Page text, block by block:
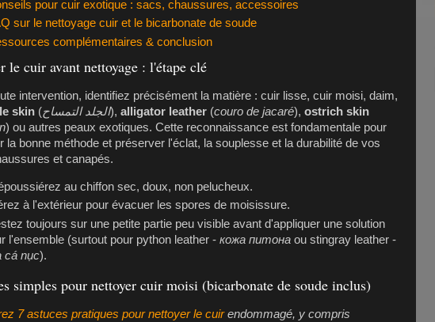
pour cuir exotique : sacs, chaussures, accessoires
sur le nettoyage cuir et le bicarbonate de soude
complémentaires & conclusion
le cuir avant nettoyage : l'étape clé
intervention, identifiez précisément la matière : cuir lisse, cuir moisi, daim,
skin (الجلد التمساح), alligator leather (couro de jacaré), ostrich skin
) ou autres peaux exotiques. Cette reconnaissance est fondamentale pour
la bonne méthode et préserver l'éclat, la souplesse et la durabilité de vos
et canapés.
au chiffon sec, doux, non pelucheux.
à l'extérieur pour évacuer les spores de moisissure.
toujours sur une petite partie peu visible avant d'appliquer une solution
l'ensemble (surtout pour python leather - кожа питона ou stingray leather -
cá nục).
simples pour nettoyer cuir moisi (bicarbonate de soude inclus)
7 astuces pratiques pour nettoyer le cuirendommagé, y compris